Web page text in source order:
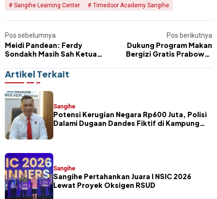
Sangihe Learning Center
Timedoor Academy Sangihe
Pos sebelumnya
Meidi Pandean: Ferdy
Sondakh Masih Sah Ketua
Gubernur Belum Terbit
Pos berikutnya
Dukung Program Makan
Bergizi Gratis Prabowo,
Relawan MBG di Sitaro
Artikel Terkait
Sangihe
Potensi Kerugian Negara Rp600 Juta, Polisi
Dalami Dugaan Dandes Fiktif di Kampung
Sangihe
Sangihe Pertahankan Juara I NSIC 2026
Lewat Proyek Oksigen RSUD